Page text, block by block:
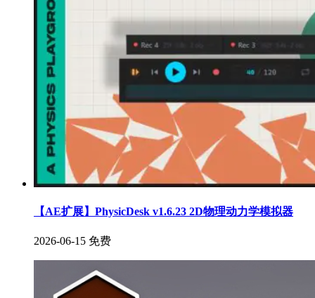
【AE扩展】PhysicDesk v1.6.23 2D物理动力学模拟器
2026-06-15 免费